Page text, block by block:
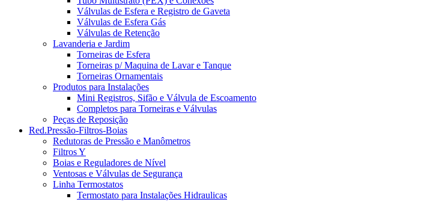
Válvulas de Esfera e Registro de Gaveta
Válvulas de Esfera Gás
Válvulas de Retenção
Lavanderia e Jardim
Torneiras de Esfera
Torneiras p/ Maquina de Lavar e Tanque
Torneiras Ornamentais
Produtos para Instalações
Mini Registros, Sifão e Válvula de Escoamento
Completos para Torneiras e Válvulas
Peças de Reposição
Red.Pressão-Filtros-Boias
Redutoras de Pressão e Manômetros
Filtros Y
Boias e Reguladores de Nível
Ventosas e Válvulas de Segurança
Linha Termostatos
Termostato para Instalações Hidraulicas